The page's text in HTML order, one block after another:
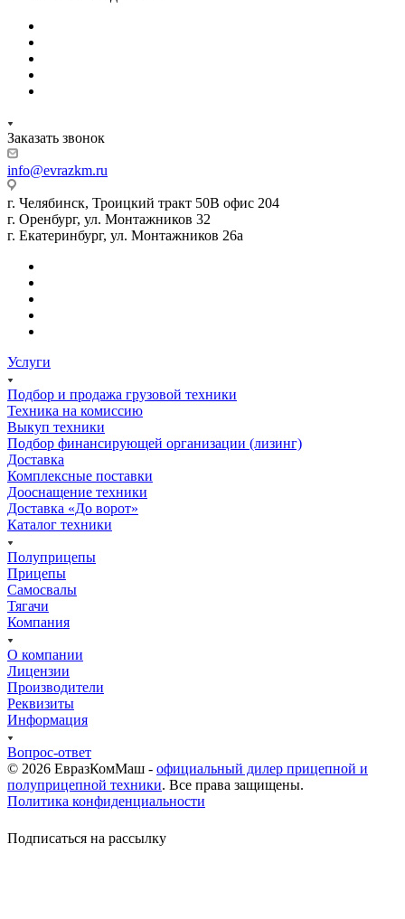
Заказать звонок
info@evrazkm.ru
г. Челябинск, Троицкий тракт 50В офис 204
г. Оренбург, ул. Монтажников 32
г. Екатеринбург, ул. Монтажников 26а
Услуги
Подбор и продажа грузовой техники
Техника на комиссию
Выкуп техники
Подбор финансирующей организации (лизинг)
Доставка
Комплексные поставки
Дооснащение техники
Доставка «До ворот»
Каталог техники
Полуприцепы
Прицепы
Самосвалы
Тягачи
Компания
О компании
Лицензии
Производители
Реквизиты
Информация
Вопрос-ответ
© 2026 ЕвразКомМаш - официальный дилер прицепной и
полуприцепной техники. Все права защищены.
Политика конфиденциальности
Подписаться на рассылку